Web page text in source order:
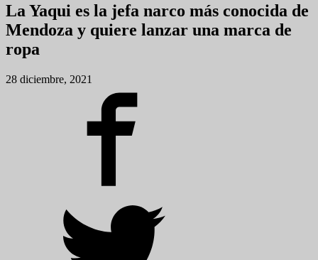
La Yaqui es la jefa narco más conocida de
Mendoza y quiere lanzar una marca de
ropa
28 diciembre, 2021